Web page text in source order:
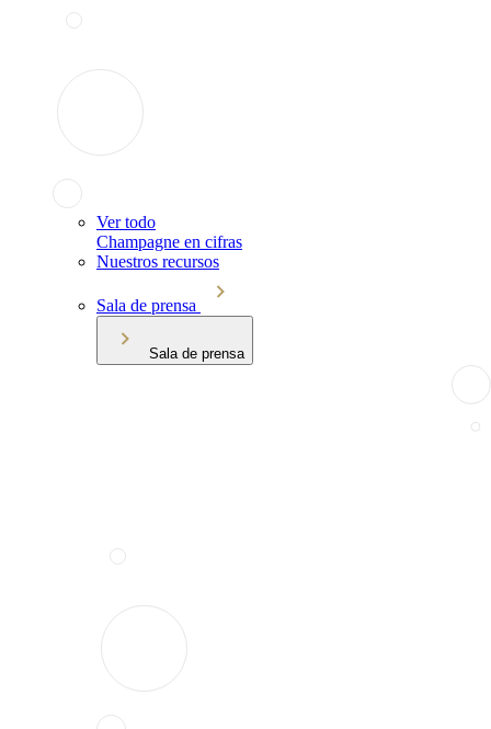
Ver todo
Champagne en cifras
Nuestros recursos
Sala de prensa
Sala de prensa